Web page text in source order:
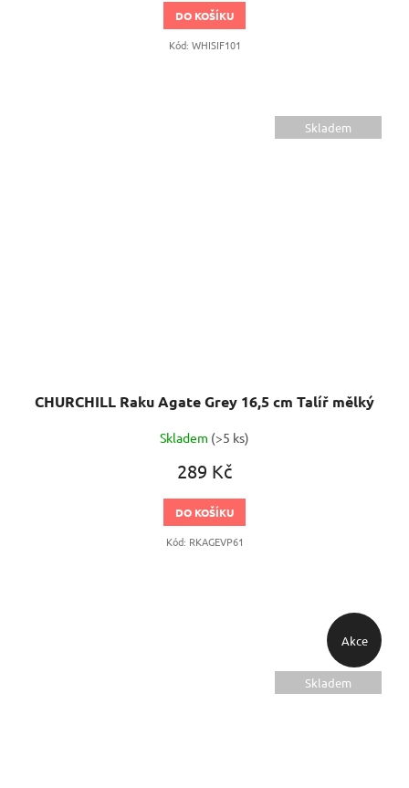
DO KOŠÍKU
Kód: WHISIF101
Skladem
CHURCHILL Raku Agate Grey 16,5 cm Talíř mělký
Skladem (>5 ks)
289 Kč
DO KOŠÍKU
Kód: RKAGEVP61
Akce
Skladem